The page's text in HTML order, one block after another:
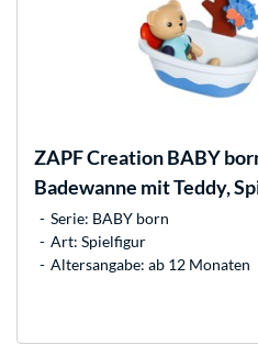
ZAPF CreationBABY
Badewanne mit Teddy,
Serie: BABY born
Art: Spielfigur
Altersangabe: ab 12 Monaten